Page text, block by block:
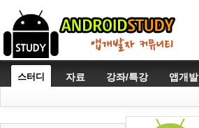
스터디 자료 강좌/특강 앱개발